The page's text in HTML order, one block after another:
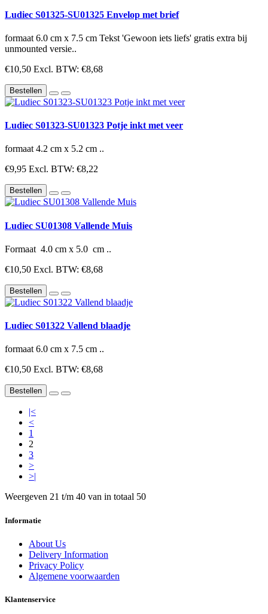
Ludiec S01325-SU01325 Envelop met brief
formaat 6.0 cm x 7.5 cm Tekst 'Gewoon iets liefs' gratis extra bij
unmounted versie..
€10,50 Excl. BTW: €8,68
Bestellen
Ludiec S01323-SU01323 Potje inkt met veer
formaat 4.2 cm x 5.2 cm ..
€9,95 Excl. BTW: €8,22
Bestellen
Ludiec SU01308 Vallende Muis
Formaat 4.0 cm x 5.0 cm ..
€10,50 Excl. BTW: €8,68
Bestellen
Ludiec S01322 Vallend blaadje
formaat 6.0 cm x 7.5 cm ..
€10,50 Excl. BTW: €8,68
Bestellen
|<
<
1
2
3
>
>|
Weergeven 21 t/m 40 van in totaal 50
Informatie
About Us
Delivery Information
Privacy Policy
Algemene voorwaarden
Klantenservice